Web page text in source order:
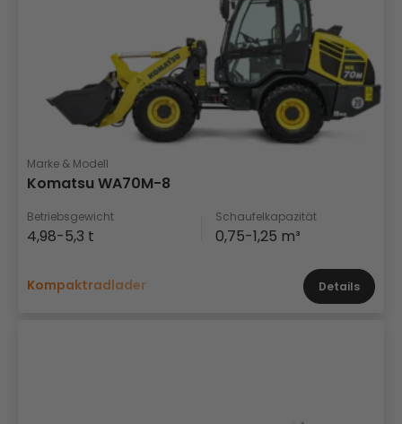
Marke & Modell
Komatsu WA70M-8
Betriebsgewicht
4,98-5,3 t
Schaufelkapazität
0,75-1,25 m³
Kompaktradlader Details